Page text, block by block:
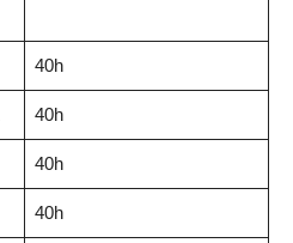
40h
40h
40h
40h